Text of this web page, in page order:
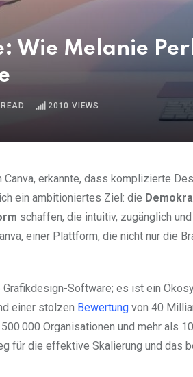
Wie Melanie
2010 VIEWS
Canva, erkannte, dass komplizierte
ein ambitioniertes Ziel: die
schaffen, die intuitiv, zugänglich
einer Plattform, die nicht nur die
Grafikdesign-Software; es ist ein
einer stolzen Bewertung von 40
Organisationen und mehr als
für die effektive Skalierung und das